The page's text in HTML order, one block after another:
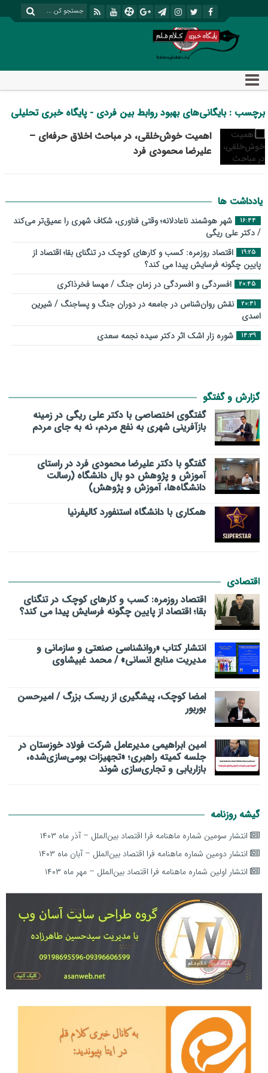
برچسب : بایگانی‌های بهبود روابط بین فردی - پایگاه خبری تحلیلی
کلام قلم
اهمیت خوش‌خلقی، در مباحث اخلاق حرفه‌ای –
علیرضا محمودی فرد
یادداشت ها
16:44
شهر هوشمند ناعادلانه؛ وقتی فناوری، شکاف شهری را عمیق‌تر می‌کند
/ دکتر علی ریگی
19:25
اقتصاد روزمره: کسب‌ و کارهای کوچک در تنگنای بقا؛ اقتصاد از
پایین چگونه فرسایش پیدا می کند؟
20:45 افسردگی و افسردگی در زمان جنگ / مهسا فخرذاکری
20:41
نقش روان‌شناس در جامعه در دوران جنگ و پساجنگ / شیرین
اسدی
14:39 شوره زار اشک اثر دکتر سیده نجمه سعدی
گزارش و گفتگو
گفتگوی اختصاصی با دکتر علی ریگی در زمینه
بازآفرینی شهری به نفع مردم، نه به جای مردم
گفتگو با دکتر علیرضا محمودی فرد در راستای
آموزش و پژوهش دو بال دانشگاه (رسالت
دانشگاه‌ها، آموزش و پژوهش)
همکاری با دانشگاه استنفورد کالیفرنیا
اقتصادی
اقتصاد روزمره: کسب‌ و کارهای کوچک در تنگنای
بقا؛ اقتصاد از پایین چگونه فرسایش پیدا می کند؟
انتشار کتاب «روانشناسی صنعتی و سازمانی و
مدیریت منابع انسانی» / محمد غبیشاوی
امضا کوچک، پیشگیری از ریسک بزرگ / امیرحسن
بوربور
امین ابراهیمی مدیرعامل شرکت فولاد خوزستان در
جلسه کمیته راهبری؛ «تجهیزات بومی‌سازی‌شده،
بازاریابی و تجاری‌سازی شوند
گیشه روزنامه
انتشار سومین شماره ماهنامه فرا اقتصاد بین‌الملل – آذر ماه ۱۴۰۳
انتشار دومین شماره ماهنامه فرا اقتصاد بین‌الملل – آبان ماه ۱۴۰۳
انتشار اولین شماره ماهنامه فرا اقتصاد بین‌الملل – مهر ماه ۱۴۰۳